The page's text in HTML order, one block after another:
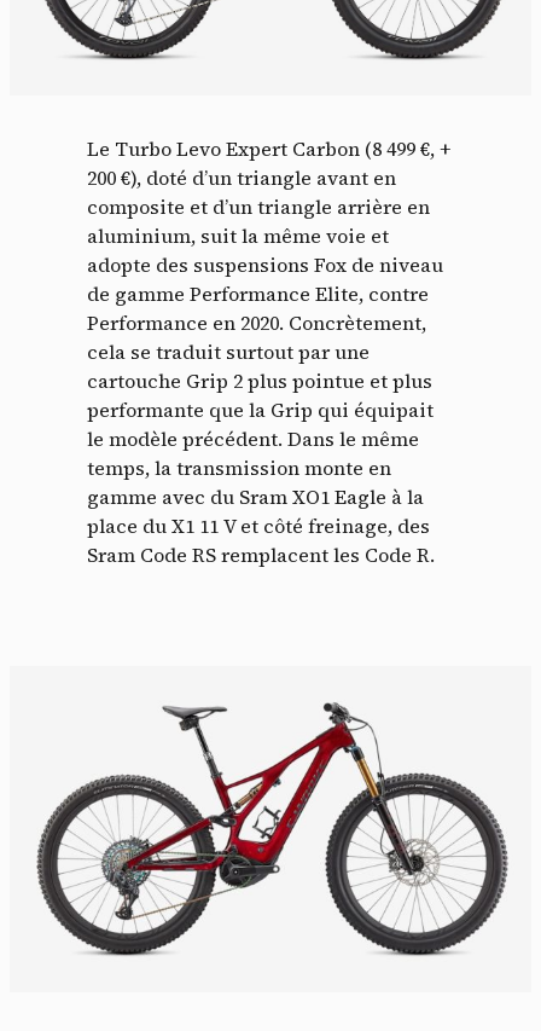
Le Turbo Levo Expert Carbon (8 499 €, +
200 €), doté d’un triangle avant en
composite et d’un triangle arrière en
aluminium, suit la même voie et
adopte des suspensions Fox de niveau
de gamme Performance Elite, contre
Performance en 2020. Concrètement,
cela se traduit surtout par une
cartouche Grip 2 plus pointue et plus
performante que la Grip qui équipait
le modèle précédent. Dans le même
temps, la transmission monte en
gamme avec du Sram XO1 Eagle à la
place du X1 11 V et côté freinage, des
Sram Code RS remplacent les Code R.